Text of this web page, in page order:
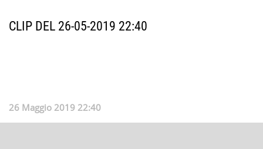
CLIP DEL 26-05-2019 22:40
26 Maggio 2019 22:40